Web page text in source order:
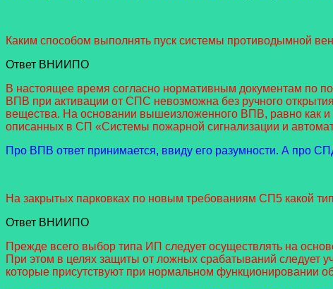
Каким способом выполнять пуск системы противодымной
Ответ ВНИИПО
В настоящее время согласно нормативным документам по
ВПВ при активации от СПС невозможна без ручного
вещества. На основании вышеизложенного ВПВ, равно как и
описанных в СП «Системы пожарной сигнализации и
Про ВПВ ответ принимается, ввиду его разумности. А про
На закрытых парковках по новым требованиям СП5 какой
Ответ ВНИИПО
Прежде всего выбор типа ИП следует осуществлять на
При этом в целях защиты от ложных срабатываний следует
которые присутствуют при нормальном функционировании